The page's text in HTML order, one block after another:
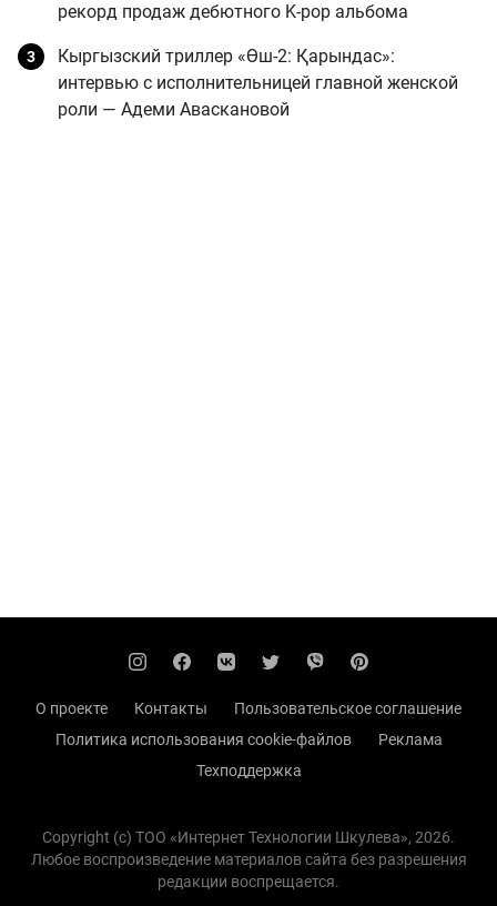
рекорд продаж дебютного K-pop альбома
Кыргызский триллер «Өш-2: Қарындас»:
интервью с исполнительницей главной женской
роли — Адеми Аваскановой
О проекте Контакты
Пользовательское соглашение
Политика использования cookie-файлов
Реклама
Техподдержка
Copyright (с) TOO «Интернет Технологии Шкулева», 2026.
Любое воспроизведение материалов сайта без разрешения
редакции воспрещается.